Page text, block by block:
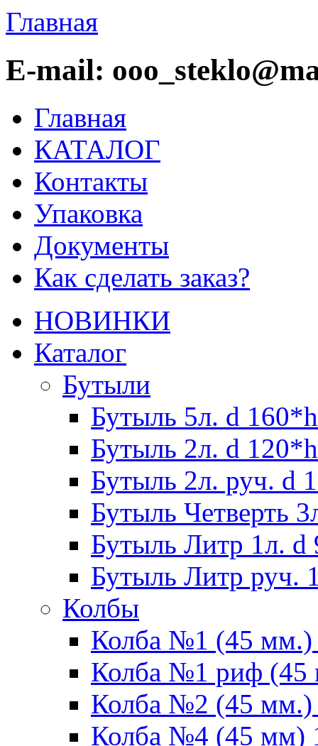
Главная
E-mail:
Главная
КАТАЛОГ
Контакты
Упаковка
Документы
Как сделать заказ?
НОВИНКИ
Каталог
Бутыли
Бутыль 5л. d
Бутыль 2л. d
Бутыль 2л. руч. d
Бутыль Четверть
Бутыль Литр 1л.
Бутыль Литр руч.
Колбы
Колба №1 (45 мм.)
Колба №1 риф (45
Колба №2 (45 мм.)
Колба №4 (45 мм)